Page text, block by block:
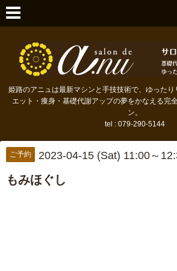
姫路のアニュは最新マシンと手技技術で、ゆった
エット・痩身・基礎代謝アップの夢をかなえる完
ン。
tel : 079-290-5144
ご予約 2023-04-15 (Sat) 11:00～
もみほぐし